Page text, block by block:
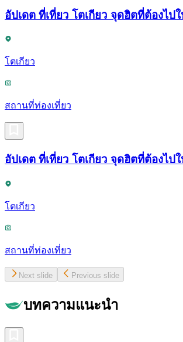
อัปเดต ที่เที่ยว โตเกียว จุดฮิตที่ต้องไป
โตเกียว
สถานที่ท่องเที่ยว
อัปเดต ที่เที่ยว โตเกียว จุดฮิตที่ต้องไป
โตเกียว
สถานที่ท่องเที่ยว
Next slide Previous slide
บทความแนะนำ